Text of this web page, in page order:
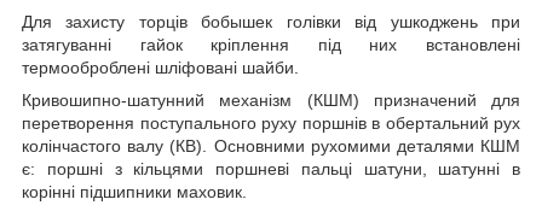
Для захисту торців бобышек голівки від ушкоджень при
затягуванні гайок кріплення під них встановлені
термооброблені шліфовані шайби.
Кривошипно-шатунний механізм (КШМ) призначений для
перетворення поступального руху поршнів в обертальний рух
колінчастого валу (КВ). Основними рухомими деталями КШМ
є: поршні з кільцями поршневі пальці шатуни, шатунні в
корінні підшипники маховик.